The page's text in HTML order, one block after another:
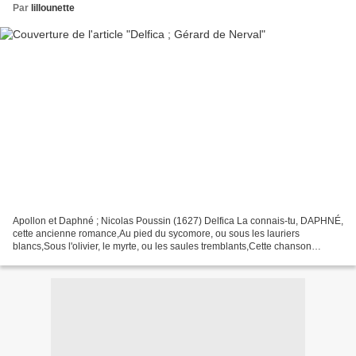
Par lillounette
Apollon et Daphné ; Nicolas Poussin (1627) Delfica La connais-tu, DAPHNÉ,
cette ancienne romance,Au pied du sycomore, ou sous les lauriers
blancs,Sous l'olivier, le myrte, ou les saules tremblants,Cette chanson